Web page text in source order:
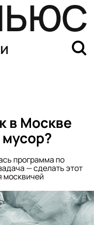
в Москве
программа по
— сделать этот
москвичей
1» в океан.